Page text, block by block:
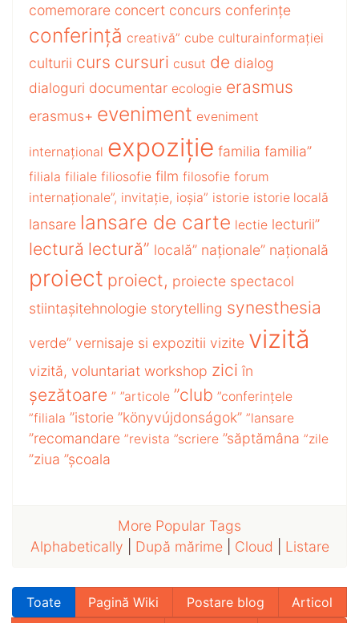
comemorare concert concurs conferințe
conferință creativă” cube culturainformației
culturii curs cursuri cusut de dialog
dialoguri documentar ecologie erasmus
erasmus+ eveniment eveniment
internațional expoziție familia familia”
filiala filiale filiosofie film filosofie forum
internaționale”, invitație, ioșia” istorie istorie locală
lansare lansare de carte lectie lecturii”
lectură lectură” locală” naționale” națională
proiect proiect, proiecte spectacol
stiintașitehnologie storytelling synesthesia
verde” vernisaje si expozitii vizite vizită
vizită, voluntariat workshop zici în
șezătoare ” ”articole ”club ”conferințele
”filiala ”istorie ”könyvújdonságok” ”lansare
”recomandare ”revista ”scriere ”săptămâna ”zile
”ziua ”școala
More Popular Tags
Alphabetically
După mărime| Cloud Listare
Toate Pagină Wiki Postare blog
Articol